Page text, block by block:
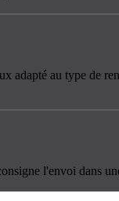
adapté au type de
l'envoi dans